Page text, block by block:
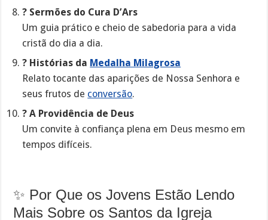
?️ Sermões do Cura D’Ars
Um guia prático e cheio de sabedoria para a vida
cristã do dia a dia.
? Histórias da Medalha Milagrosa
Relato tocante das aparições de Nossa Senhora e
seus frutos de conversão.
? A Providência de Deus
Um convite à confiança plena em Deus mesmo em
tempos difíceis.
✨ Por Que os Jovens Estão Lendo
Mais Sobre os Santos da Igreja